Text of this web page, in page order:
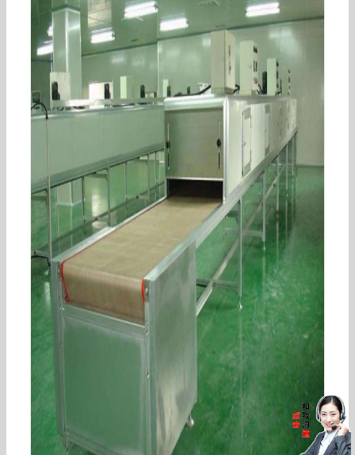
食品隧道炉_定制小型食品uv隧道炉工业恒温电加
热隧道炉